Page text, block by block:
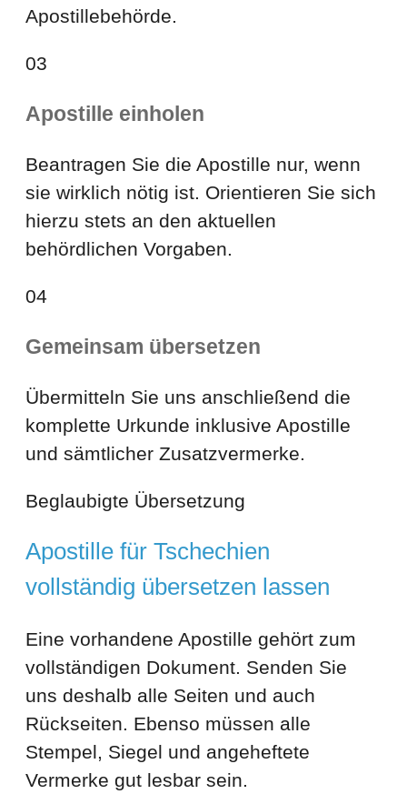
Apostillebehörde.
03
Apostille einholen
Beantragen Sie die Apostille nur, wenn
sie wirklich nötig ist. Orientieren Sie sich
hierzu stets an den aktuellen
behördlichen Vorgaben.
04
Gemeinsam übersetzen
Übermitteln Sie uns anschließend die
komplette Urkunde inklusive Apostille
und sämtlicher Zusatzvermerke.
Beglaubigte Übersetzung
Apostille für Tschechien
vollständig übersetzen lassen
Eine vorhandene Apostille gehört zum
vollständigen Dokument. Senden Sie
uns deshalb alle Seiten und auch
Rückseiten. Ebenso müssen alle
Stempel, Siegel und angeheftete
Vermerke gut lesbar sein.